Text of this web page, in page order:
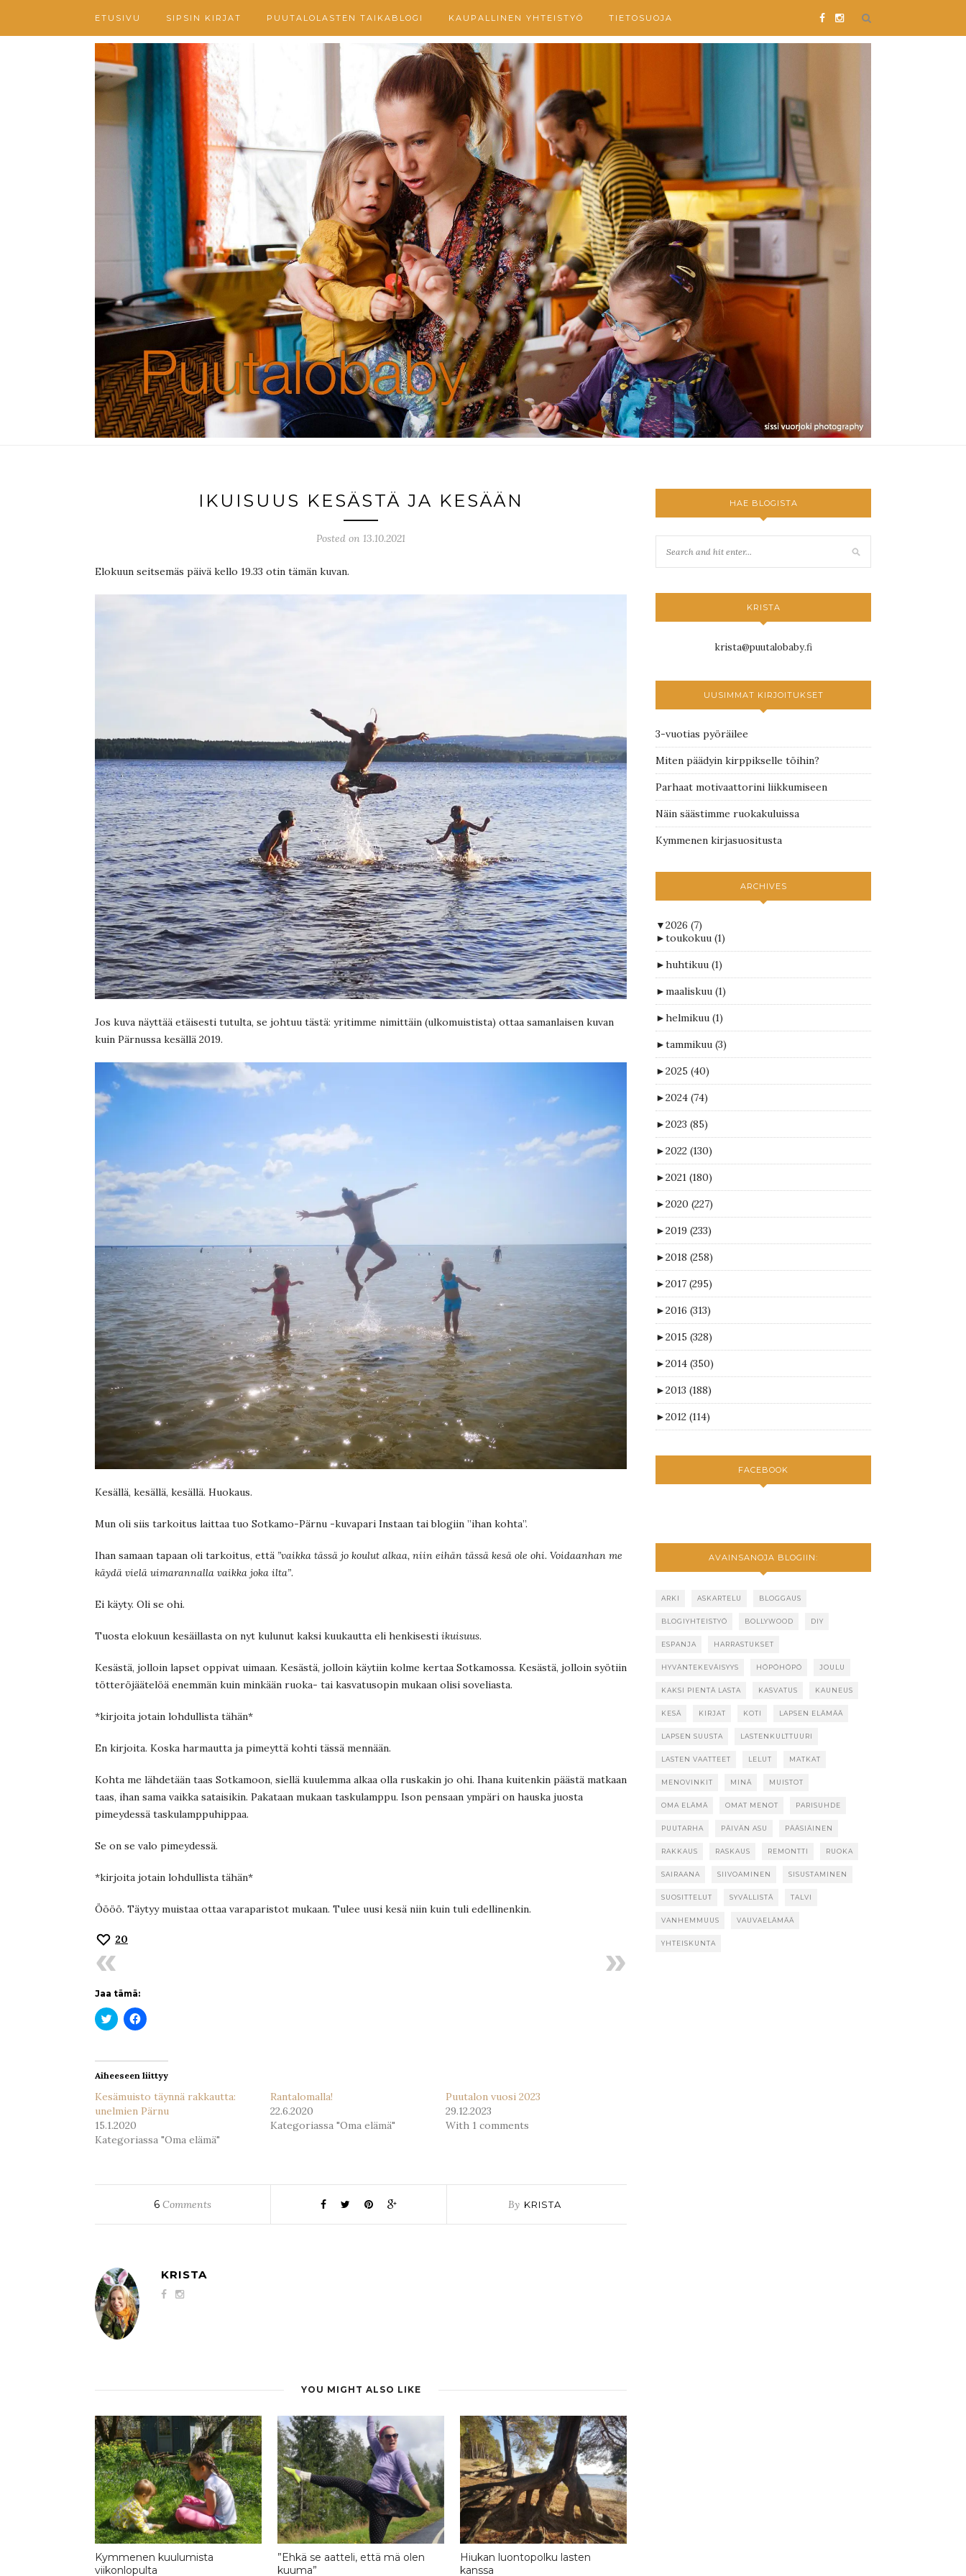
ETUSIVU SIPSIN KIRJAT PUUTALOLASTEN TAIKABLOGI KAUPALLINEN YHTEISTYÖ TIETOSUOJA
IKUISUUS KESÄSTÄ JA KESÄÄN
Posted on 13.10.2021
Elokuun seitsemäs päivä kello 19.33 otin tämän kuvan.
Jos kuva näyttää etäisesti tutulta, se johtuu tästä: yritimme nimittäin (ulkomuistista) ottaa samanlaisen kuvan
kuin Pärnussa kesällä 2019.
Kesällä, kesällä, kesällä. Huokaus.
Mun oli siis tarkoitus laittaa tuo Sotkamo-Pärnu -kuvapari Instaan tai blogiin ”ihan kohta”.
Ihan samaan tapaan oli tarkoitus, että ”vaikka tässä jo koulut alkaa, niin eihän tässä kesä ole ohi. Voidaanhan me
käydä vielä uimarannalla vaikka joka ilta”.
Ei käyty. Oli se ohi.
Tuosta elokuun kesäillasta on nyt kulunut kaksi kuukautta eli henkisesti ikuisuus.
Kesästä, jolloin lapset oppivat uimaan. Kesästä, jolloin käytiin kolme kertaa Sotkamossa. Kesästä, jolloin syötiin
tötteröjäätelöä enemmän kuin minkään ruoka- tai kasvatusopin mukaan olisi soveliasta.
*kirjoita jotain lohdullista tähän*
En kirjoita. Koska harmautta ja pimeyttä kohti tässä mennään.
Kohta me lähdetään taas Sotkamoon, siellä kuulemma alkaa olla ruskakin jo ohi. Ihana kuitenkin päästä matkaan
taas, ihan sama vaikka sataisikin. Pakataan mukaan taskulamppu. Ison pensaan ympäri on hauska juosta
pimeydessä taskulamppuhippaa.
Se on se valo pimeydessä.
*kirjoita jotain lohdullista tähän*
Öööö. Täytyy muistaa ottaa varaparistot mukaan. Tulee uusi kesä niin kuin tuli edellinenkin.
20
Jaa tämä:
Jaa
Twitterissä(Avautuu
Jaa
Facebookissa(Avautuu
Aiheeseen liittyy
Kesämuisto täynnä rakkautta:
unelmien Pärnu
15.1.2020
Kategoriassa "Oma elämä"
Rantalomalla!
22.6.2020
Kategoriassa "Oma elämä"
Puutalon vuosi 2023
29.12.2023
With 1 comments
6 Comments By KRISTA
KRISTA
YOU MIGHT ALSO LIKE
Kymmenen kuulumista
viikonlopulta
”Ehkä se aatteli, että mä olen
kuuma”
Hiukan luontopolku lasten
kanssa
HAE BLOGISTA
KRISTA
krista@puutalobaby.fi
UUSIMMAT KIRJOITUKSET
3-vuotias pyöräilee
Miten päädyin kirppikselle töihin?
Parhaat motivaattorini liikkumiseen
Näin säästimme ruokakuluissa
Kymmenen kirjasuositusta
ARCHIVES
▼2026 (7)
►toukokuu (1)
►huhtikuu (1)
►maaliskuu (1)
►helmikuu (1)
►tammikuu (3)
►2025 (40)
►2024 (74)
►2023 (85)
►2022 (130)
►2021 (180)
►2020 (227)
►2019 (233)
►2018 (258)
►2017 (295)
►2016 (313)
►2015 (328)
►2014 (350)
►2013 (188)
►2012 (114)
FACEBOOK
AVAINSANOJA BLOGIIN:
ARKI ASKARTELU BLOGGAUS
BLOGIYHTEISTYÖ BOLLYWOOD DIY
ESPANJA HARRASTUKSET
HYVÄNTEKEVÄISYYS HÖPÖHÖPÖ JOULU
KAKSI PIENTÄ LASTA KASVATUS KAUNEUS
KESÄ KIRJAT KOTI LAPSEN ELÄMÄÄ
LAPSEN SUUSTA LASTENKULTTUURI
LASTEN VAATTEET LELUT MATKAT
MENOVINKIT MINÄ MUISTOT
OMA ELÄMÄ OMAT MENOT PARISUHDE
PUUTARHA PÄIVÄN ASU PÄÄSIÄINEN
RAKKAUS RASKAUS REMONTTI RUOKA
SAIRAANA SIIVOAMINEN SISUSTAMINEN
SUOSITTELUT SYVÄLLISTÄ TALVI
VANHEMMUUS VAUVAELÄMÄÄ
YHTEISKUNTA